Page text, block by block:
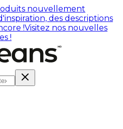
nouvellement
des descriptions
!Visitez nos nouvelles
!